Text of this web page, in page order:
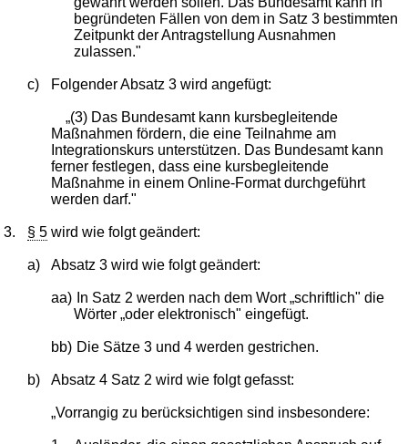
begründeten Fällen von dem in Satz 3 bestimmten
Zeitpunkt der Antragstellung Ausnahmen
zulassen."
c) Folgender Absatz 3 wird angefügt:
„(3) Das Bundesamt kann kursbegleitende
Maßnahmen fördern, die eine Teilnahme am
Integrationskurs unterstützen. Das Bundesamt kann
ferner festlegen, dass eine kursbegleitende
Maßnahme in einem Online-Format durchgeführt
werden darf."
3. § 5 wird wie folgt geändert:
a) Absatz 3 wird wie folgt geändert:
aa)
In Satz 2 werden nach dem Wort „schriftlich" die
Wörter „oder elektronisch" eingefügt.
bb) Die Sätze 3 und 4 werden gestrichen.
b) Absatz 4 Satz 2 wird wie folgt gefasst:
„Vorrangig zu berücksichtigen sind insbesondere: